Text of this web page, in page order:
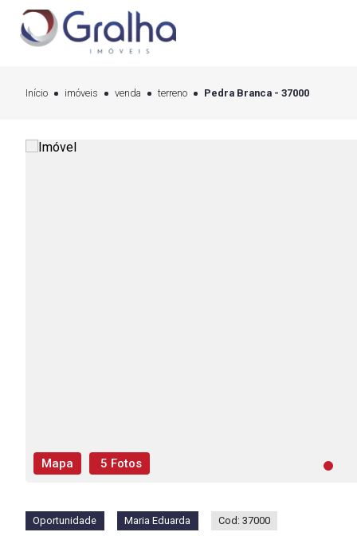
Início imóveis venda terreno Pedra Branca - 37000
Mapa 5 Fotos
Oportunidade Maria Eduarda Cod: 37000